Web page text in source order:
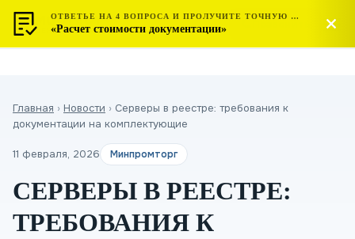
МОСТЕСТ
ЦЕНТР СЕРТИФИКАЦИИ
Главная › Новости › Серверы в реестре: требования к
документации на комплектующие
11 февраля, 2026 Минпромторг
СЕРВЕРЫ В РЕЕСТРЕ:
ТРЕБОВАНИЯ К
ОТВЕТЬЕ НА 4 ВОПРОСА И ПРОЛУЧИТЕ ТОЧНУЮ СТОИМОСТЬ
«Расчет стоимости документации»